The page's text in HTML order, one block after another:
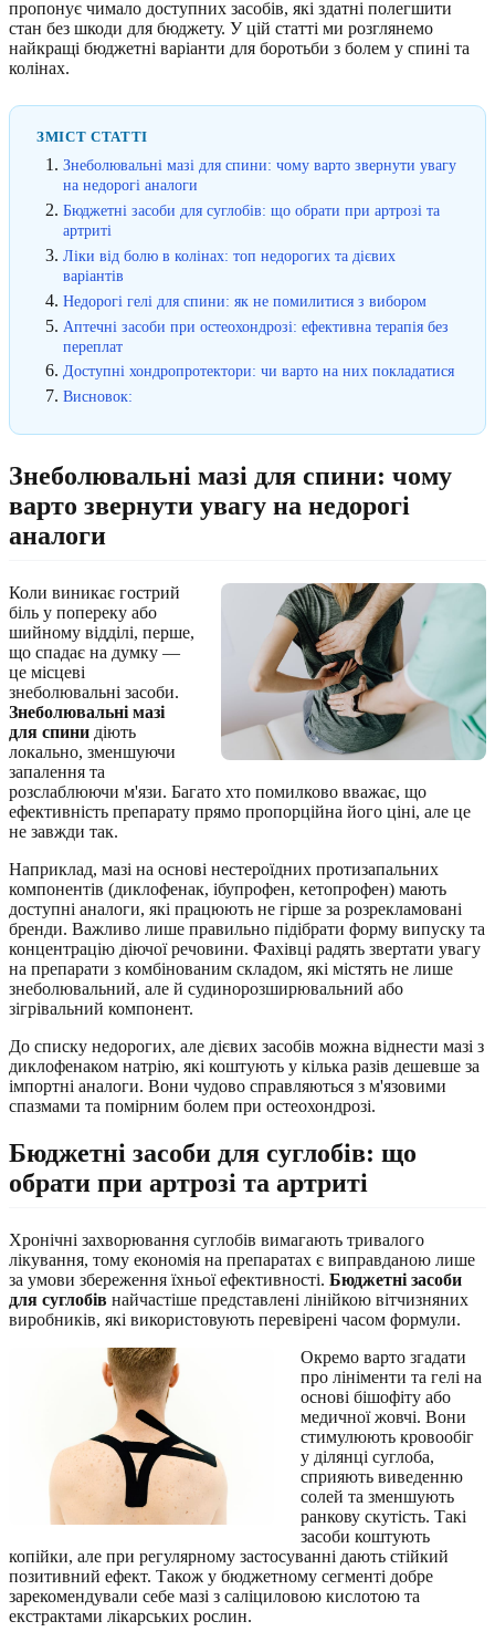
пропонує чимало доступних засобів, які здатні полегшити
стан без шкоди для бюджету. У цій статті ми розглянемо
найкращі бюджетні варіанти для боротьби з болем у спині та
колінах.
ЗМІСТ СТАТТІ
Знеболювальні мазі для спини: чому варто звернути увагу
на недорогі аналоги
Бюджетні засоби для суглобів: що обрати при артрозі та
артриті
Ліки від болю в колінах: топ недорогих та дієвих
варіантів
Недорогі гелі для спини: як не помилитися з вибором
Аптечні засоби при остеохондрозі: ефективна терапія без
переплат
Доступні хондропротектори: чи варто на них покладатися
Висновок:
Знеболювальні мазі для спини: чому
варто звернути увагу на недорогі
аналоги
Коли виникає гострий
біль у попереку або
шийному відділі, перше,
що спадає на думку —
це місцеві
знеболювальні засоби.
Знеболювальні мазі
для спини діють
локально, зменшуючи
запалення та
розслаблюючи м'язи. Багато хто помилково вважає, що
ефективність препарату прямо пропорційна його ціні, але це
не завжди так.
Наприклад, мазі на основі нестероїдних протизапальних
компонентів (диклофенак, ібупрофен, кетопрофен) мають
доступні аналоги, які працюють не гірше за розрекламовані
бренди. Важливо лише правильно підібрати форму випуску та
концентрацію діючої речовини. Фахівці радять звертати увагу
на препарати з комбінованим складом, які містять не лише
знеболювальний, але й судинорозширювальний або
зігрівальний компонент.
До списку недорогих, але дієвих засобів можна віднести мазі з
диклофенаком натрію, які коштують у кілька разів дешевше за
імпортні аналоги. Вони чудово справляються з м'язовими
спазмами та помірним болем при остеохондрозі.
Бюджетні засоби для суглобів: що
обрати при артрозі та артриті
Хронічні захворювання суглобів вимагають тривалого
лікування, тому економія на препаратах є виправданою лише
за умови збереження їхньої ефективності. Бюджетні засоби
для суглобів найчастіше представлені лінійкою вітчизняних
виробників, які використовують перевірені часом формули.
Окремо варто згадати
про лініменти та гелі на
основі бішофіту або
медичної жовчі. Вони
стимулюють кровообіг
у ділянці суглоба,
сприяють виведенню
солей та зменшують
ранкову скутість. Такі
засоби коштують
копійки, але при регулярному застосуванні дають стійкий
позитивний ефект. Також у бюджетному сегменті добре
зарекомендували себе мазі з саліциловою кислотою та
екстрактами лікарських рослин.